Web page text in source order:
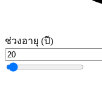
ช่วงอายุ (ปี)